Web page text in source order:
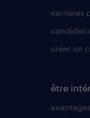
carrières
créer un
être